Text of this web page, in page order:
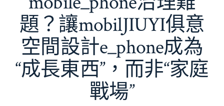
題？讓mobilJIUYI俱意
空間設計e_phone成為
“成長東西”，而非“家庭
戰場”